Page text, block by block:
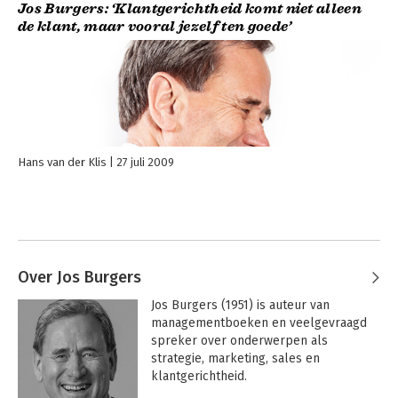
Jos Burgers: ‘Klantgerichtheid komt niet alleen
de klant, maar vooral jezelf ten goede’
Hans van der Klis 27 juli 2009
Over Jos Burgers
Jos Burgers (1951) is auteur van
managementboeken en veelgevraagd
spreker over onderwerpen als
strategie, marketing, sales en
klantgerichtheid.